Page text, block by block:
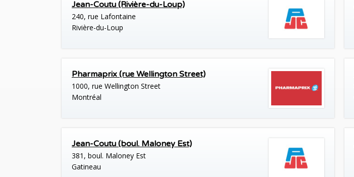
Jean-Coutu (Rivière-du-Loup)
240, rue Lafontaine
Rivière-du-Loup
Pharmaprix (rue Wellington Street)
1000, rue Wellington Street
Montréal
Jean-Coutu (boul. Maloney Est)
381, boul. Maloney Est
Gatineau